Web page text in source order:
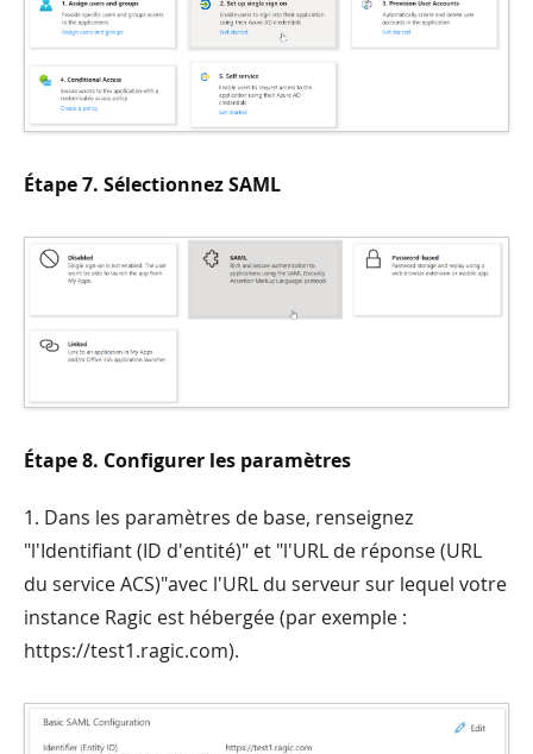
Étape 7. Sélectionnez SAML
Étape 8. Configurer les paramètres
1. Dans les paramètres de base, renseignez
"l'Identifiant (ID d'entité)" et "l'URL de réponse (URL
du service ACS)"avec l'URL du serveur sur lequel votre
instance Ragic est hébergée (par exemple :
https://test1.ragic.com).